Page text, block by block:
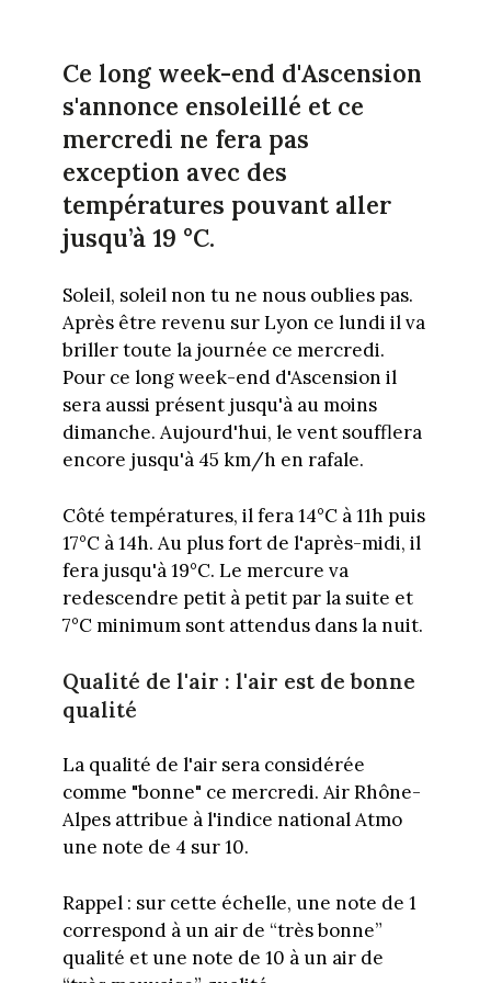
Ce long week-end d'Ascension
s'annonce ensoleillé et ce
mercredi ne fera pas
exception avec des
températures pouvant aller
jusqu’à 19 °C.
Soleil, soleil non tu ne nous oublies pas.
Après être revenu sur Lyon ce lundi il va
briller toute la journée ce mercredi.
Pour ce long week-end d'Ascension il
sera aussi présent jusqu'à au moins
dimanche. Aujourd'hui, le vent soufflera
encore jusqu'à 45 km/h en rafale.
Côté températures, il fera 14°C à 11h puis
17°C à 14h. Au plus fort de l'après-midi, il
fera jusqu'à 19°C. Le mercure va
redescendre petit à petit par la suite et
7°C minimum sont attendus dans la nuit.
Qualité de l'air : l'air est de bonne
qualité
La qualité de l'air sera considérée
comme "bonne" ce mercredi. Air Rhône-
Alpes attribue à l'indice national Atmo
une note de 4 sur 10.
Rappel : sur cette échelle, une note de 1
correspond à un air de “très bonne”
qualité et une note de 10 à un air de